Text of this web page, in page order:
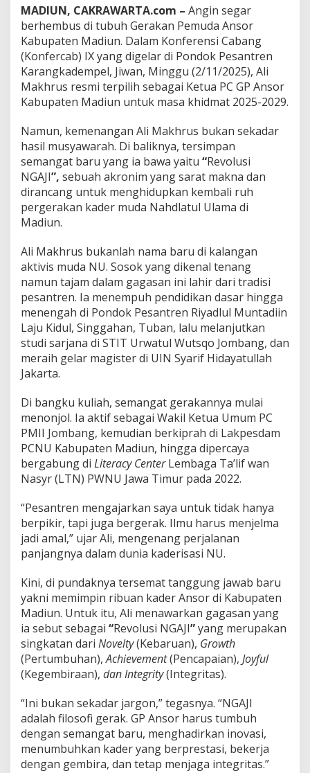
u
G
P
A
n
s
o
r
a
d
i
u
n
MADIUN, CAKRAWARTA.com – Angin segar
berhembus di tubuh Gerakan Pemuda Ansor
Kabupaten Madiun. Dalam Konferensi Cabang
(Konfercab) IX yang digelar di Pondok Pesantren
Karangkadempel, Jiwan, Minggu (2/11/2025), Ali
Makhrus resmi terpilih sebagai Ketua PC GP Ansor
Kabupaten Madiun untuk masa khidmat 2025-2029.
Namun, kemenangan Ali Makhrus bukan sekadar
hasil musyawarah. Di baliknya, tersimpan
semangat baru yang ia bawa yaitu “Revolusi
NGAJI”, sebuah akronim yang sarat makna dan
dirancang untuk menghidupkan kembali ruh
pergerakan kader muda Nahdlatul Ulama di
Madiun.
Ali Makhrus bukanlah nama baru di kalangan
aktivis muda NU. Sosok yang dikenal tenang
namun tajam dalam gagasan ini lahir dari tradisi
pesantren. Ia menempuh pendidikan dasar hingga
menengah di Pondok Pesantren Riyadlul Muntadiin
Laju Kidul, Singgahan, Tuban, lalu melanjutkan
studi sarjana di STIT Urwatul Wutsqo Jombang, dan
meraih gelar magister di UIN Syarif Hidayatullah
Jakarta.
Di bangku kuliah, semangat gerakannya mulai
menonjol. Ia aktif sebagai Wakil Ketua Umum PC
PMII Jombang, kemudian berkiprah di Lakpesdam
PCNU Kabupaten Madiun, hingga dipercaya
bergabung di Literacy CenterLembaga Ta’lif wan
Nasyr (LTN) PWNU Jawa Timur pada 2022.
“Pesantren mengajarkan saya untuk tidak hanya
berpikir, tapi juga bergerak. Ilmu harus menjelma
jadi amal,” ujar Ali, mengenang perjalanan
panjangnya dalam dunia kaderisasi NU.
Kini, di pundaknya tersemat tanggung jawab baru
yakni memimpin ribuan kader Ansor di Kabupaten
Madiun. Untuk itu, Ali menawarkan gagasan yang
ia sebut sebagai “Revolusi NGAJI”yang merupakan
singkatan dari Novelty(Kebaruan), Growth
(Pertumbuhan),Achievement(Pencapaian), Joyful
(Kegembiraan), dan Integrity(Integritas).
“Ini bukan sekadar jargon,” tegasnya. “NGAJI
adalah filosofi gerak. GP Ansor harus tumbuh
dengan semangat baru, menghadirkan inovasi,
menumbuhkan kader yang berprestasi, bekerja
dengan gembira, dan tetap menjaga integritas.”